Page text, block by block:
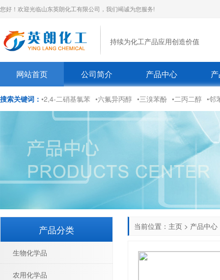
您好！欢迎光临山东英朗化工有限公司，我们竭诚为您服务!
持续为化工产品应用创造价值
网站首页 公司简介 产品中心
搜索关键词： •2,4-二硝基氯苯 •六氟异丙醇 •三溴苯酚 •二丙二醇 •邻
当前位置： 主页 > 产品中心
产品分类
生物化学品
农用化学品